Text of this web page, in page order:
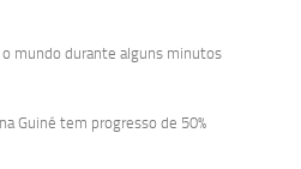
mundo durante alguns minutos
Guiné tem progresso de 50%